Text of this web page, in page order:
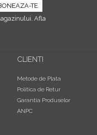
Afla
CLIENTI
Metode de Plata
Politica de Retur
Garantia Produselor
ANPC